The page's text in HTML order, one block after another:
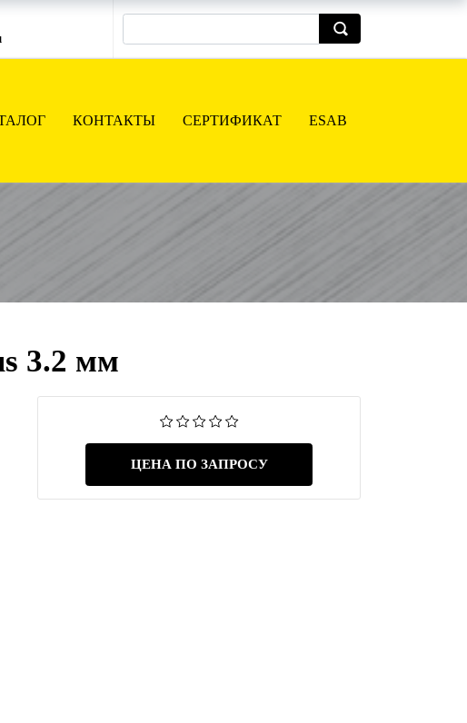
КОНТАКТЫ СЕРТИФИКАТ ESAB
3.2 мм
ЦЕНА ПО ЗАПРОСУ